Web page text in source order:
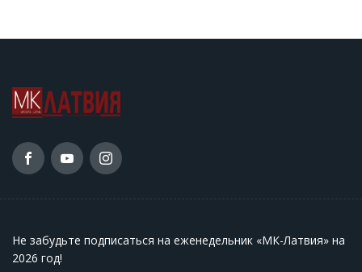
Не забудьте подписаться на еженедельник «МК-Латвия» на
2026 год!